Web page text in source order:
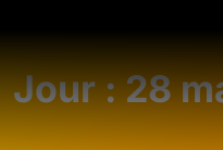
Jour :28